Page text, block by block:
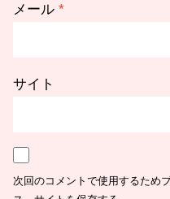
メール *
サイト
次回のコメントで使用するため